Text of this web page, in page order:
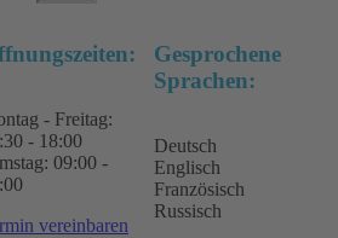
- Freitag:
- 18:00
09:00 -
vereinbaren
Gesprochene
Sprachen:
Deutsch
Englisch
Französisch
Russisch